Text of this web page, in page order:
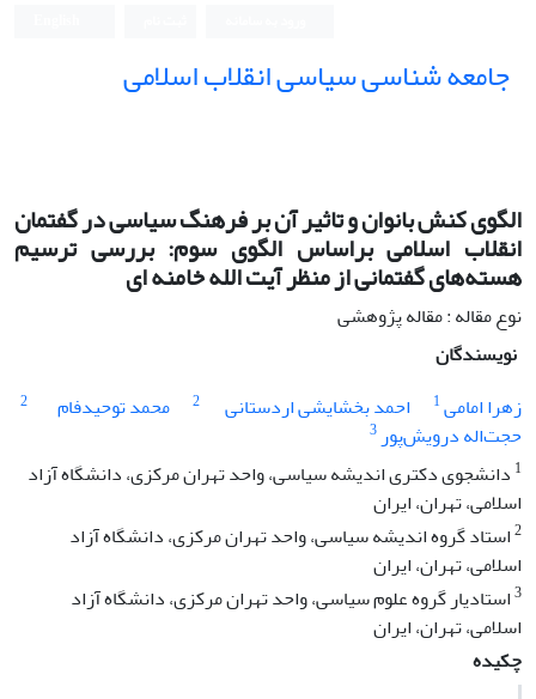
جامعه شناسی سیاسی انقلاب اسلامی
الگوی کنش بانوان و تاثیر آن بر فرهنگ سیاسی در گفتمان
انقلاب اسلامی براساس الگوی سوم: بررسی ترسیم
هسته‌های گفتمانی از منظر آیت الله خامنه ای
نوع مقاله : مقاله پژوهشی
نویسندگان
زهرا امامی1 احمد بخشایشی اردستانی 2 محمد توحیدفام 2
حجت‌اله درویش‌پور3
1 دانشجوی دکتری اندیشه سیاسی، واحد تهران مرکزی، دانشگاه آزاد
اسلامی، تهران، ایران
2استاد گروه اندیشه سیاسی، واحد تهران مرکزی، دانشگاه آزاد
اسلامی، تهران، ایران
3استادیار گروه علوم سیاسی، واحد تهران مرکزی، دانشگاه آزاد
اسلامی، تهران، ایران
چکیده